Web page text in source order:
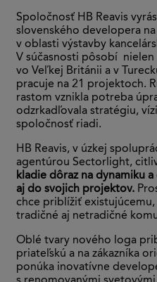
Spoločnosť HB Reavis
slovenského developera
v oblasti výstavby
V súčasnosti pôsobí
vo Veľkej Británii a v
pracuje na 21 projektoch.
rastom vznikla potreba
odzrkadľovala stratégiu,
spoločnosť riadi.
HB Reavis, v úzkej
agentúrou Sectorlight,
kladie dôraz na dynamiku
aj do svojich projektov.
chce priblížiť
tradičné aj netradičné
Oblé tvary nového loga
priateľskú a na zákazníka
ponúka inovatívne